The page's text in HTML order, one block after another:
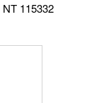
NT 115332